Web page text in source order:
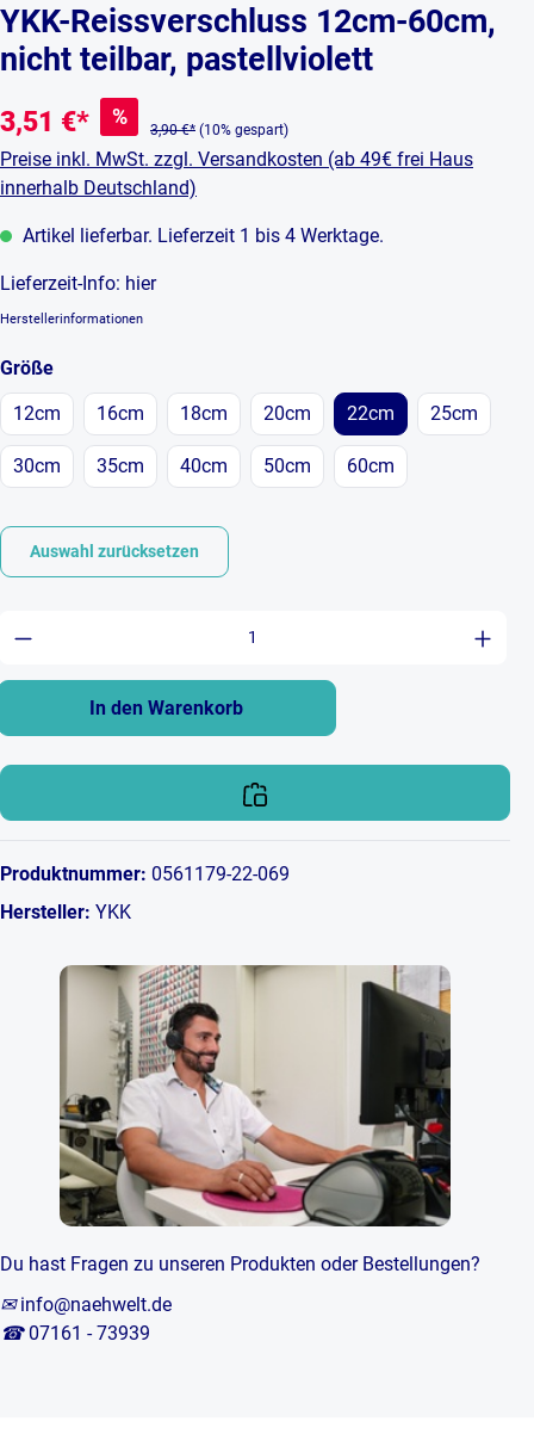
YKK-Reissverschluss 12cm-60cm,
nicht teilbar, pastellviolett
3,51 €* %
3,90 €* (10% gespart)
Preise inkl. MwSt. zzgl. Versandkosten (ab 49€ frei Haus
innerhalb Deutschland)
Artikel lieferbar. Lieferzeit 1 bis 4 Werktage.
Lieferzeit-Info: hier
Herstellerinformationen
Größeauswählen
12cm 16cm 18cm 20cm 22cm 25cm
30cm 35cm 40cm 50cm 60cm
Auswahl zurücksetzen
Anzahl: Gib den gewünschten Wert
In den Warenkorb
Produktnummer: 0561179-22-069
Hersteller: YKK
Du hast Fragen zu unseren Produkten oder Bestellungen?
✉ info@naehwelt.de
☎ 07161 - 73939